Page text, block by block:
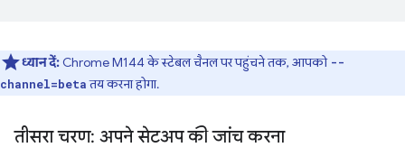
ध्यान दें: Chrome M144 के स्टेबल चैनल पर पहुंचने तक, आपको --
channel=betaतय करना होगा.
तीसरा चरण: अपने सेटअप की जांच करना